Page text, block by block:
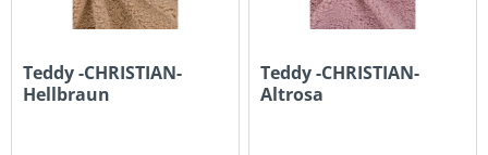
Teddy -CHRISTIAN-
Hellbraun
Teddy -CHRISTIAN-
Altrosa